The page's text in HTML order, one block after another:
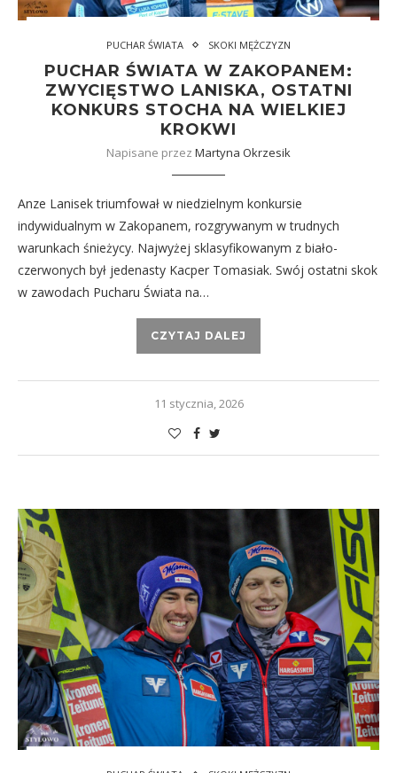
PUCHAR ŚWIATA SKOKI MĘŻCZYZN
PUCHAR ŚWIATA W ZAKOPANEM:
ZWYCIĘSTWO LANISKA, OSTATNI
KONKURS STOCHA NA WIELKIEJ
KROKWI
Napisane przez Martyna Okrzesik
Anze Lanisek triumfował w niedzielnym konkursie
indywidualnym w Zakopanem, rozgrywanym w trudnych
warunkach śnieżycy. Najwyżej sklasyfikowanym z biało-
czerwonych był jedenasty Kacper Tomasiak. Swój ostatni skok
w zawodach Pucharu Świata na…
CZYTAJ DALEJ
11 stycznia, 2026